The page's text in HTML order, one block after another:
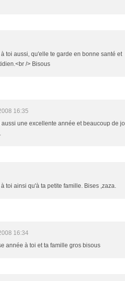
toi aussi, qu'elle te garde en bonne santé et
/> Bisous
16:35
aussi une excellente année et beaucoup de
toi ainsi qu'à ta petite famille. Bises ,zaza.
16:34
année à toi et ta famille gros bisous